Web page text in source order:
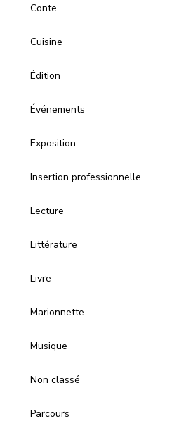
Conte
Cuisine
Édition
Événements
Exposition
Insertion professionnelle
Lecture
Littérature
Livre
Marionnette
Musique
Non classé
Parcours